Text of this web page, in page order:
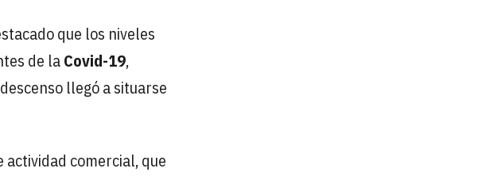
que los niveles
de laCovid-19,
llegó a situarse
comercial, que